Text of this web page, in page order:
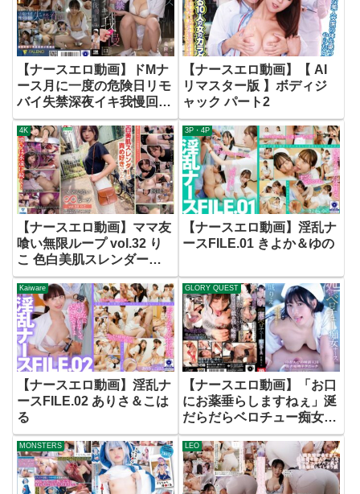
すぎる裸体にズル剥けフル
勃起したち●ぽを白衣の奥
にズブリ！金玉空になるま
で何度も中に出しました！
母性溢れる清楚ナース編
【ナースエロ動画】ドMナ
ース月に一度の危険日リモ
バイ失禁深夜イキ我慢回診
RARA
【ナースエロ動画】【 AI
リマスター版 】ボディジ
ャック パート2
4K
【ナースエロ動画】ママ友
喰い無限ループ vol.32 り
こ 色白美肌スレンダーは
責め好きでした
3P・4P
【ナースエロ動画】淫乱ナ
ースFILE.01 きよか＆ゆの
Kaiware
【ナースエロ動画】淫乱ナ
ースFILE.02 ありさ＆こは
る
GLORY QUEST
【ナースエロ動画】「お口
にお薬垂らしますねぇ」涎
だらだらベロチュー痴女ナ
ース 宮城りえ
MONSTERS LEO